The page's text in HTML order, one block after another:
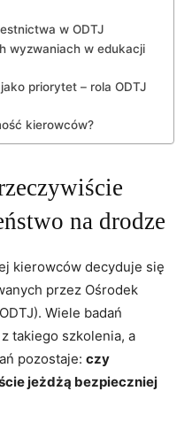
w ODTJ
wyzwaniach w edukacji
priorytet – rola ODTJ
kierowców?
na drodze
kierowców decyduje się
przez Ośrodek
Wiele badań
takiego szkolenia, a
pozostaje: czy
jeżdżą bezpieczniej